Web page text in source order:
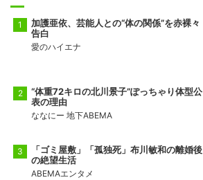
加護亜依、芸能人との“体の関係”を赤裸々
告白
愛のハイエナ
“体重72キロの北川景子”ぽっちゃり体型公
表の理由
ななにー 地下ABEMA
「ゴミ屋敷」「孤独死」布川敏和の離婚後
の絶望生活
ABEMAエンタメ